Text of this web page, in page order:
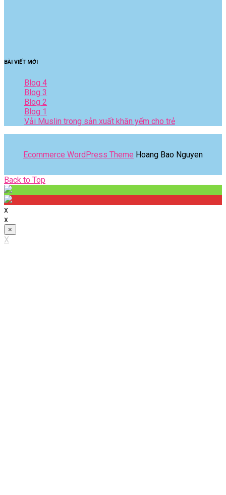
BÀI VIẾT MỚI
Blog 4
Blog 3
Blog 2
Blog 1
Vải Muslin trong sản xuất khăn yếm cho trẻ
Ecommerce WordPress Theme Hoang Bao Nguyen
Back to Top
x
x
×
X